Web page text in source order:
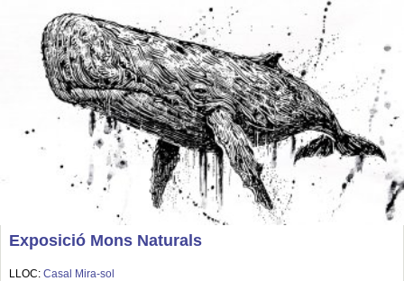
Exposició Mons Naturals
LLOC: Casal Mira-sol